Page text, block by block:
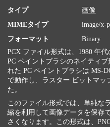
タイプ
画像
MIMEタイプ
image/x-
フォーマット
Binary
PCX ファイル形式は、1980 年
PC ペイントブラシのネイティ
れた PC ペイントブラシは MS-
で動作し、ラスター ビットマッ
た。
このファイル形式では、単純な
縮を利用して画像データを保存
さくなります。この形式は、